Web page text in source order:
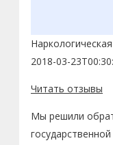
употребляет
2018-03-
Читать отзывы
Мы решили